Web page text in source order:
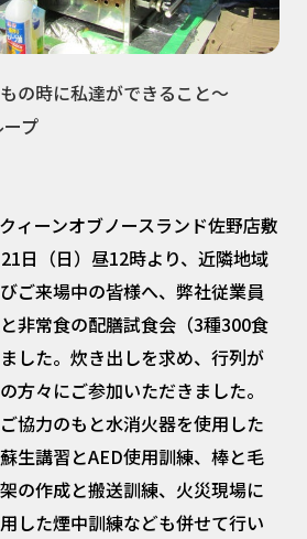
の時に私達ができること～
ープ
ィーンオブノースランド佐野店敷
日（日）昼12時より、近隣地域
ご来場中の皆様へ、弊社従業員
非常食の配膳試食会（3種300食
した。炊き出しを求め、行列が
方々にご参加いただきました。
協力のもと水消火器を使用した
生講習とAED使用訓練、棒と毛
の作成と搬送訓練、火災現場に
した煙中訓練なども併せて行い